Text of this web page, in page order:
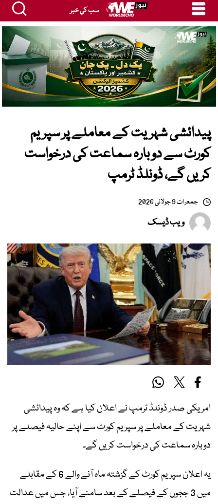
سب کی خبر
پیدائشی شہریت کے معاملے پر سپریم
کورٹ سے دوبارہ سماعت کی درخواست
کریں گے، ڈونلڈ ٹرمپ
جمعرات 9 جولائی 2026
ویب ڈیسک
امریکی صدر ڈونلڈ ٹرمپ نے اعلان کیا ہے کہ وہ پیدائشی
شہریت کے معاملے پر سپریم کورٹ سے اپنے حالیہ فیصلے پر
دوبارہ سماعت کی درخواست کریں گے۔
یہ اعلان سپریم کورٹ کے گزشتہ ماہ آنے والے 6 کے مقابلے
میں 3 ججوں کے فیصلے کے بعد سامنے آیا، جس میں عدالت